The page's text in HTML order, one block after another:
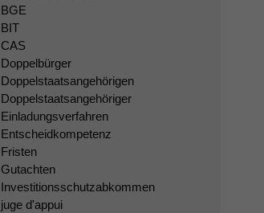
BGE
BIT
CAS
Doppelbürger
Doppelstaatsangehörigen
Doppelstaatsangehöriger
Einladungsverfahren
Entscheidkompetenz
Fristen
Gutachten
Investitionsschutzabkommen
juge d'appui